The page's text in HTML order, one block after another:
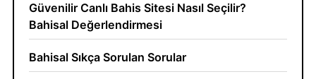
Güvenilir Canlı Bahis Sitesi Nasıl Seçilir?
Bahisal Değerlendirmesi
Bahisal Sıkça Sorulan Sorular